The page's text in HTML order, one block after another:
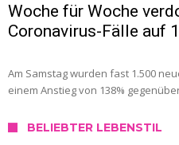
Woche für Woche
Coronavirus-Fälle auf
Am Samstag wurden fast 1.500
einem Anstieg von 138%
BELIEBTER LEBENSTIL